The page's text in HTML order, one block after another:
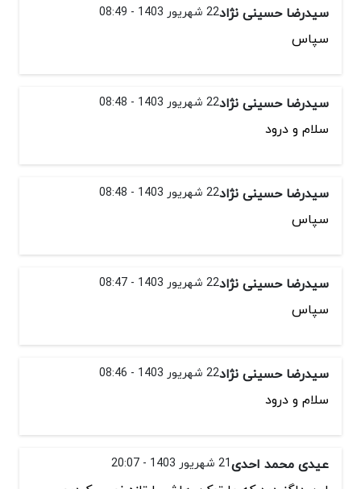
سیدرضا حسینی نژاد22 شهریور 1403 - 08:49
سپاس
سیدرضا حسینی نژاد22 شهریور 1403 - 08:48
سلام و درود
سیدرضا حسینی نژاد22 شهریور 1403 - 08:48
سپاس
سیدرضا حسینی نژاد22 شهریور 1403 - 08:47
سپاس
سیدرضا حسینی نژاد22 شهریور 1403 - 08:46
سلام و درود
عیدی محمد احدی21 شهریور 1403 - 20:07